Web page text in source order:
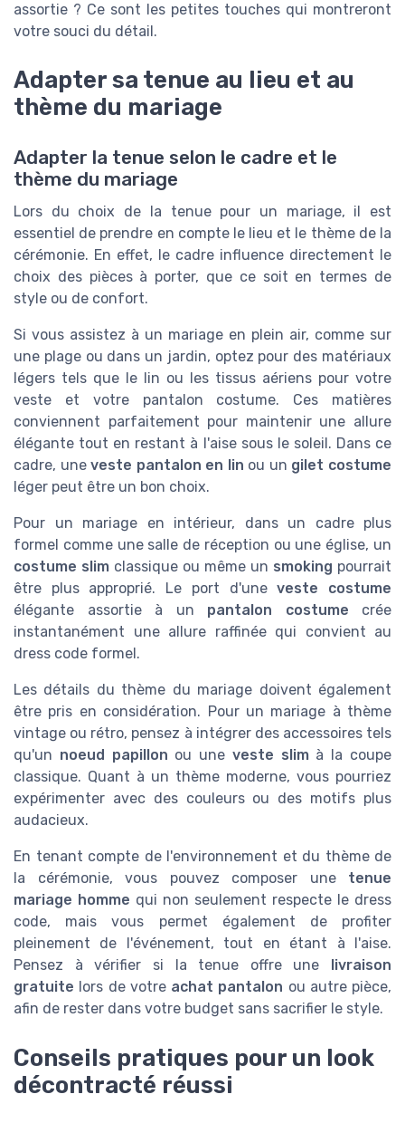
assortie ? Ce sont les petites touches qui montreront
votre souci du détail.
Adapter sa tenue au lieu et au
thème du mariage
Adapter la tenue selon le cadre et le
thème du mariage
Lors du choix de la tenue pour un mariage, il est
essentiel de prendre en compte le lieu et le thème de la
cérémonie. En effet, le cadre influence directement le
choix des pièces à porter, que ce soit en termes de
style ou de confort.
Si vous assistez à un mariage en plein air, comme sur
une plage ou dans un jardin, optez pour des matériaux
légers tels que le lin ou les tissus aériens pour votre
veste et votre pantalon costume. Ces matières
conviennent parfaitement pour maintenir une allure
élégante tout en restant à l'aise sous le soleil. Dans ce
cadre, uneveste pantalon en lin ou un gilet costume
léger peut être un bon choix.
Pour un mariage en intérieur, dans un cadre plus
formel comme une salle de réception ou une église, un
costume slim classique ou même un smoking pourrait
être plus approprié. Le port d'uneveste costume
élégante assortie à un pantalon costume crée
instantanément une allure raffinée qui convient au
dress code formel.
Les détails du thème du mariage doivent également
être pris en considération. Pour un mariage à thème
vintage ou rétro, pensez à intégrer des accessoires tels
qu'un noeud papillon ou une veste slimà la coupe
classique. Quant à un thème moderne, vous pourriez
expérimenter avec des couleurs ou des motifs plus
audacieux.
En tenant compte de l'environnement et du thème de
la cérémonie, vous pouvez composer une tenue
mariage homme qui non seulement respecte le dress
code, mais vous permet également de profiter
pleinement de l'événement, tout en étant à l'aise.
Pensez à vérifier si la tenue offre une
livraison
gratuite lors de votre achat pantalon ou autre pièce,
afin de rester dans votre budget sans sacrifier le style.
Conseils pratiques pour un look
décontracté réussi